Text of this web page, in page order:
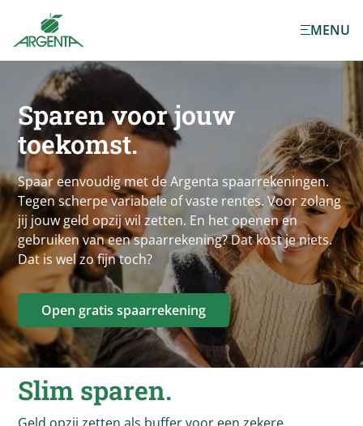
Ga naar de
hoofdinhoud
MENU
Sparen voor jouw
toekomst.
Spaar eenvoudig met de Argenta spaarrekeningen.
Tegen scherpe variabele of vaste rentes. Voor zolang
jij jouw geld opzij wil zetten. En het openen en
gebruiken van een spaarrekening? Dat kost je niets.
Dat is wel zo fijn toch?
Open gratis spaarrekening
Slim sparen.